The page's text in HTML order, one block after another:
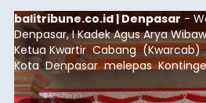
balitribune.co.id | Denpasar-
Denpasar, I Kadek Agus Arya
Ketua Kwartir Cabang
Kota Denpasar melepas
Cabang Gerakan Pramuka
mengikuti Jambore Nasional